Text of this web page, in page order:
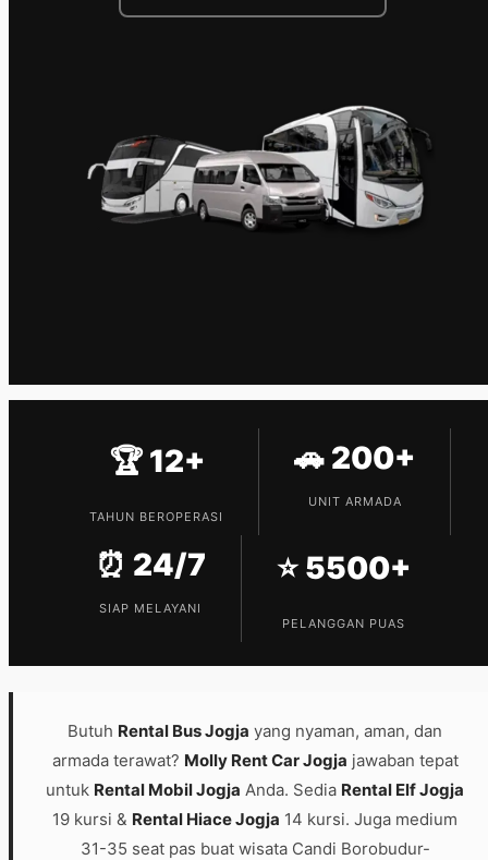
🏆 12+
TAHUN BEROPERASI
🚗 200+
UNIT ARMADA
⏰ 24/7
SIAP MELAYANI
⭐ 5500+
PELANGGAN PUAS
Butuh Rental Bus Jogja yang nyaman, aman, dan
armada terawat? Molly Rent Car Jogja jawaban tepat
untuk Rental Mobil Jogja Anda. Sedia Rental Elf Jogja
19 kursi & Rental Hiace Jogja 14 kursi. Juga medium
31-35 seat pas buat wisata Candi Borobudur-